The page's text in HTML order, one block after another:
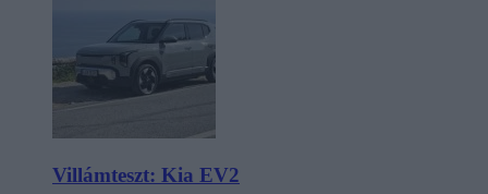
Villámteszt: Kia EV2